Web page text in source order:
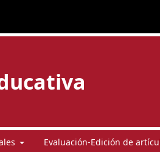
Evaluación-Edición de